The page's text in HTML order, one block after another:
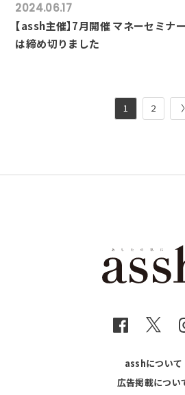
2024.06.17
【assh主催】7月開催 マネーセミ
は締め切りました
1 2 〉
asshについて
広告掲載につい